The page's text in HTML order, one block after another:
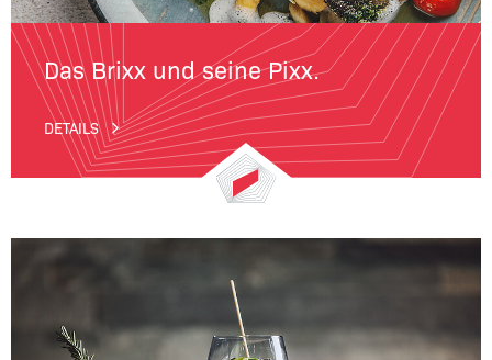
Das Brixx und seine Pixx.
DETAILS